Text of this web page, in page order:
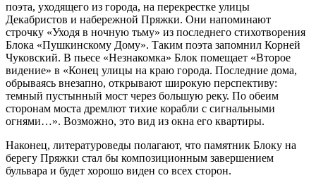
поэта, уходящего из города, на перекрестке улицы
Декабристов и набережной Пряжки. Они напоминают
строчку «Уходя в ночную тьму» из последнего стихотворения
Блока «Пушкинскому Дому». Таким поэта запомнил Корней
Чуковский. В пьесе «Незнакомка» Блок помещает «Второе
видение» в «Конец улицы на краю города. Последние дома,
обрываясь внезапно, открывают широкую перспективу:
темный пустынный мост через большую реку. По обеим
сторонам моста дремлют тихие корабли с сигнальными
огнями…». Возможно, это вид из окна его квартиры.
Наконец, литературоведы полагают, что памятник Блоку на
берегу Пряжки стал бы композиционным завершением
бульвара и будет хорошо виден со всех сторон.